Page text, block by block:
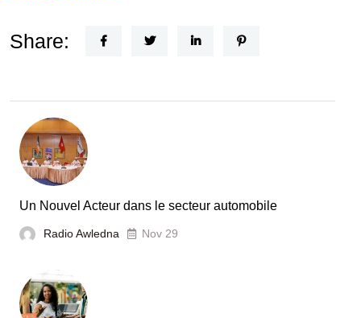
Horizon
la
France
Share:
Un Nouvel Acteur dans le secteur automobile
Radio Awledna Nov 29